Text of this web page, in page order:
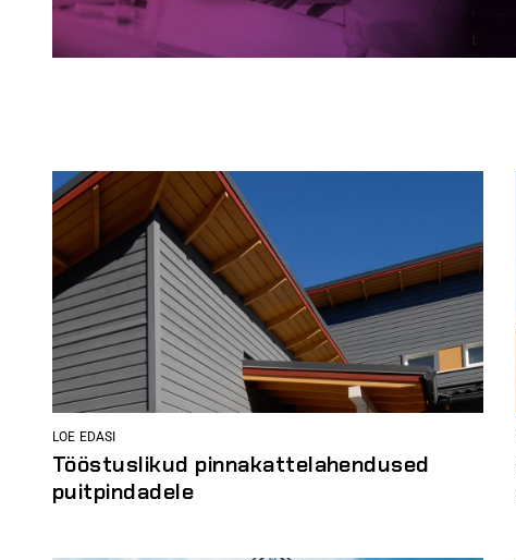
LOE EDASI
Tööstuslikud pinnakattelahendused
puitpindadele